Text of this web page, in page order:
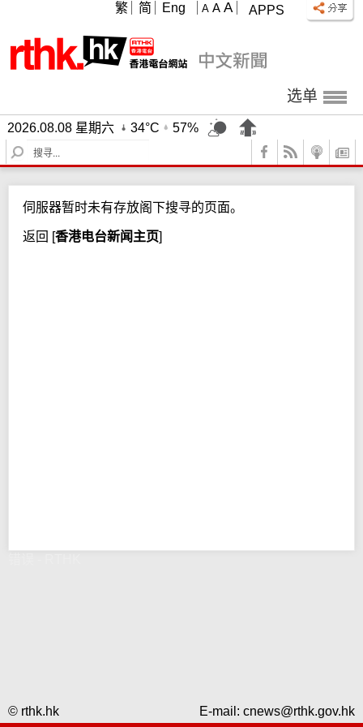
APPS
A A A
繁 简 Eng
选单
2026.08.08 星期六 34°C
57%
S
e
c
h
伺服器暂时未有存放阁下搜寻的页面。
返回 [香港电台新闻主页]
© rthk.hk E-mail: cnews@rthk.gov.hk